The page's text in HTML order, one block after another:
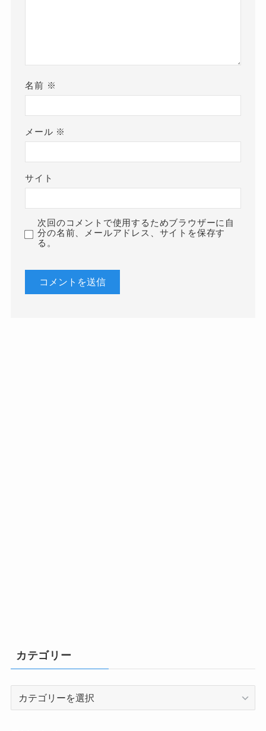
名前 ※
メール ※
サイト
次回のコメントで使用するためブラウザーに自
分の名前、メールアドレス、サイトを保存す
る。
カテゴリー